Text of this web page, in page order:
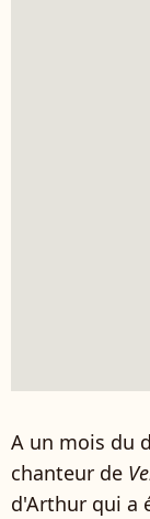
A un mois du
chanteur de
d'Arthur qui a